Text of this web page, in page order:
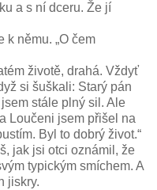
a s ní dceru. Že jí
k němu. „O čem
životě, drahá. Vždyť
si šuškali: Starý pán
stále plný sil. Ale
Loučeni jsem přišel na
Byl to dobrý život.“
jak jsi otci oznámil, že
typickým smíchem. A
jiskry.